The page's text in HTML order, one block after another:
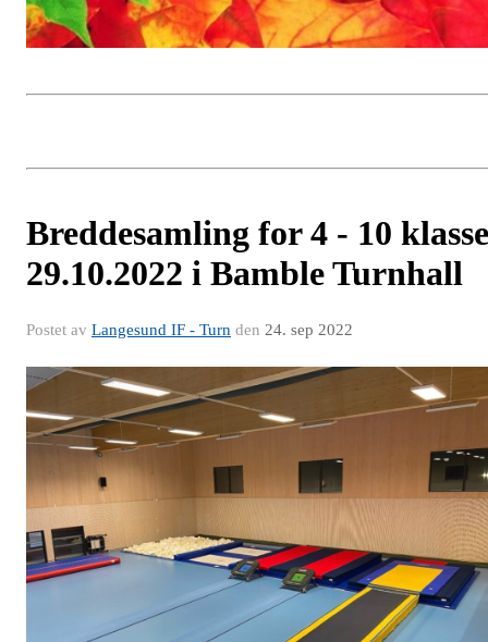
Breddesamling for 4 - 10 klasse
29.10.2022 i Bamble Turnhall
Postet av Langesund IF - Turn den 24. sep 2022